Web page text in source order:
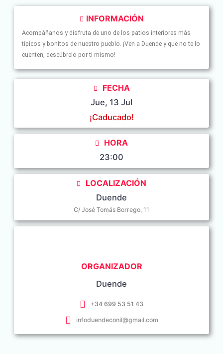
INFORMACIÓN
Acompáñanos y disfruta de uno de los patios interiores más
típicos y bonitos de nuestro pueblo. ¡Ven a Duende y que no te lo
cuenten, descúbrelo por ti mismo!
FECHA
Jue, 13 Jul
¡Caducado!
HORA
23:00
LOCALIZACIÓN
Duende
C/ José Tomás Borrego, 11
ORGANIZADOR
Duende
+34 699 53 51 43
infoduendeconil@gmail.com